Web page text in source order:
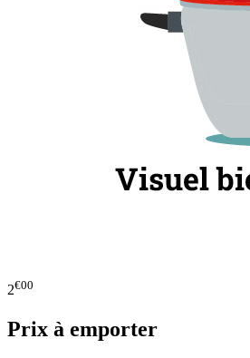
2€00
Prix à emporter